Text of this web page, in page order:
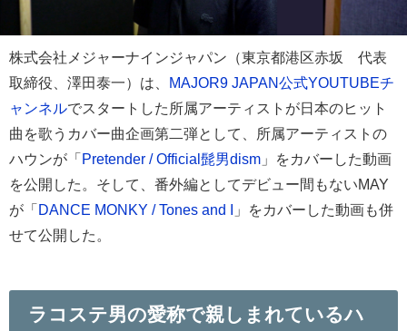
株式会社メジャーナインジャパン（東京都港区赤坂 代表
取締役、澤田泰一）は、
MAJOR9 JAPAN公式YOUTUBEチ
ャンネルでスタートした所属アーティストが日本のヒット
曲を歌うカバー曲企画第二弾として、所属アーティストの
ハウンが「 Pretender / Official髭男dism 」をカバーした動画
を公開した。そして、番外編としてデビュー間もないMAY
が「 DANCE MONKY / Tones and I
」をカバーした動画も併
せて公開した。
ラコステ男の愛称で親しまれているハ